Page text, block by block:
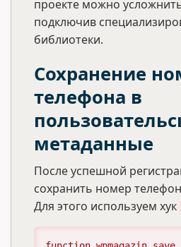
проекте можно
подключив
библиотеки.
Сохранение
телефона в
метаданные
После успешной
сохранить номер
Для этого используем хук